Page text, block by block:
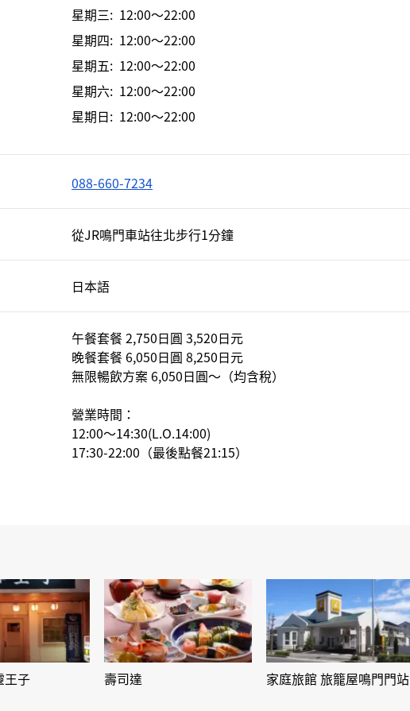
星期三: 12:00～22:00
星期四: 12:00～22:00
星期五: 12:00～22:00
星期六: 12:00～22:00
星期日: 12:00～22:00
088-660-7234
從JR鳴門車站往北步行1分鐘
日本語
午餐套餐 2,750日圓 3,520日元
晚餐套餐 6,050日圓 8,250日元
無限暢飲方案 6,050日圓～（均含稅）
營業時間：
12:00～14:30(L.O.14:00)
17:30-22:00（最後點餐21:15）
王子 壽司達 家庭旅館 旅籠屋鳴門門站